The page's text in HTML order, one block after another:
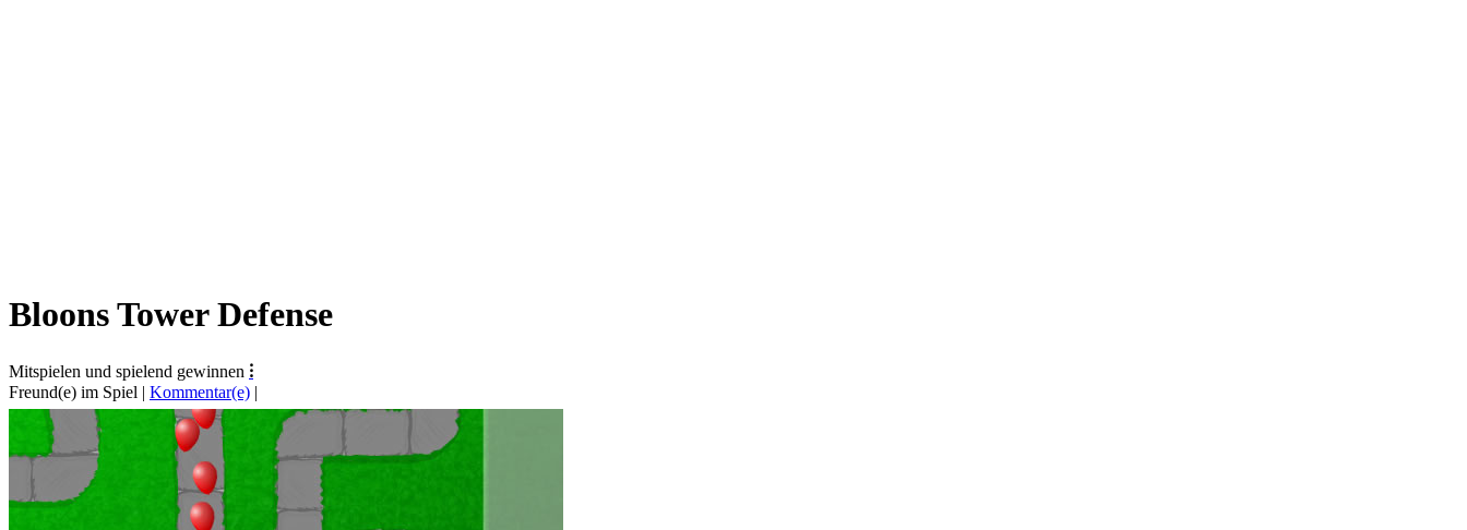
Bloons Tower Defense
Mitspielen und spielend gewinnen ⁝
Freund(e) im Spiel | Kommentar(e) |